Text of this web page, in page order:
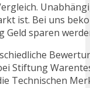
ist. Bei uns
Geld sparen
Stiftung
Technischen